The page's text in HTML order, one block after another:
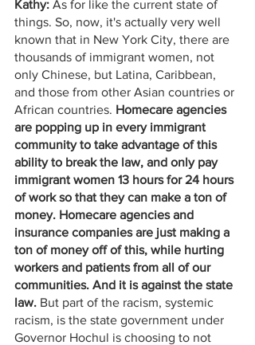
Kathy: As for like the current state of
things. So, now, it's actually very well
known that in New York City, there are
thousands of immigrant women, not
only Chinese, but Latina, Caribbean,
and those from other Asian countries or
African countries. Homecare agencies
are popping up in every immigrant
community to take advantage of this
ability to break the law, and only pay
immigrant women 13 hours for 24 hours
of work so that they can make a ton of
money. Homecare agencies and
insurance companies are just making a
ton of money off of this, while hurting
workers and patients from all of our
communities. And it is against the state
law. But part of the racism, systemic
racism, is the state government under
Governor Hochul is choosing to not